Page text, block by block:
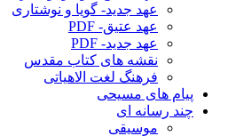
عهد جدید- گویا و نوشتاری
عهد عتیق- PDF
عهد جدید- PDF
نقشه های کتاب مقدس
فرهنگ لغت الاهیاتی
پیام های مسیحی
چند رسانه ای
موسیقی